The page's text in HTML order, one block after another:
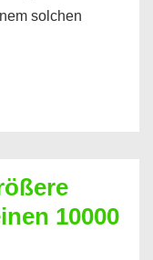
solchen
10000